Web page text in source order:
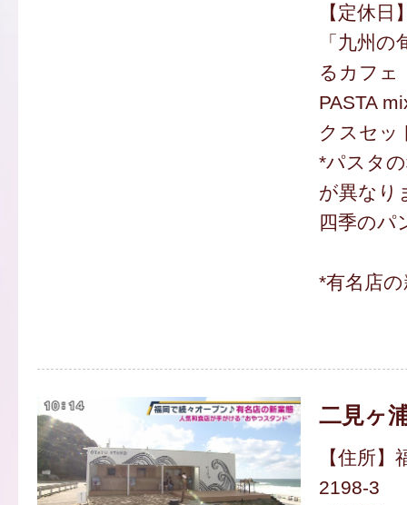
【定休日
「九州
るカフェ
PASTA
クスセッ
*パスタ
が異なり
四季のパ
*有名店
二見ヶ
【住所
2198-3